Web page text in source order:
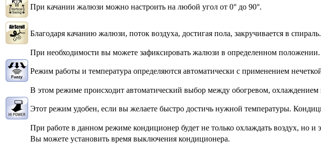
При качании жалюзи можно настроить на любой угол от 0° до 90°.
Благодаря качанию жалюзи, поток воздуха, достигая пола, закручивается в
При необходимости вы можете зафиксировать жалюзи в определенном положении.
Режим работы и температура определяются автоматически с применением
В этом режиме происходит автоматический выбор между обогревом,
Этот режим удобен, если вы желаете быстро достичь нужной температуры.
При работе в данном режиме кондиционер будет не только охлаждать воздух, но
Вы можете установить время выключения кондиционера.